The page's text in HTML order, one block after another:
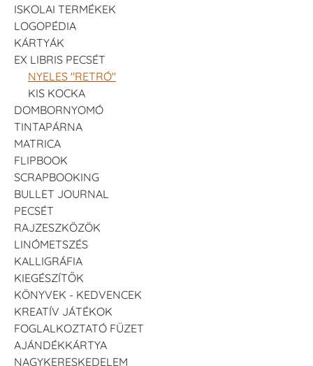
ISKOLAI TERMÉKEK
LOGOPÉDIA
KÁRTYÁK
EX LIBRIS PECSÉT
NYELES "RETRÓ"
KIS KOCKA
DOMBORNYOMÓ
TINTAPÁRNA
MATRICA
FLIPBOOK
SCRAPBOOKING
BULLET JOURNAL
PECSÉT
RAJZESZKÖZÖK
LINÓMETSZÉS
KALLIGRÁFIA
KIEGÉSZÍTŐK
KÖNYVEK - KEDVENCEK
KREATÍV JÁTÉKOK
FOGLALKOZTATÓ FÜZET
AJÁNDÉKKÁRTYA
NAGYKERESKEDELEM